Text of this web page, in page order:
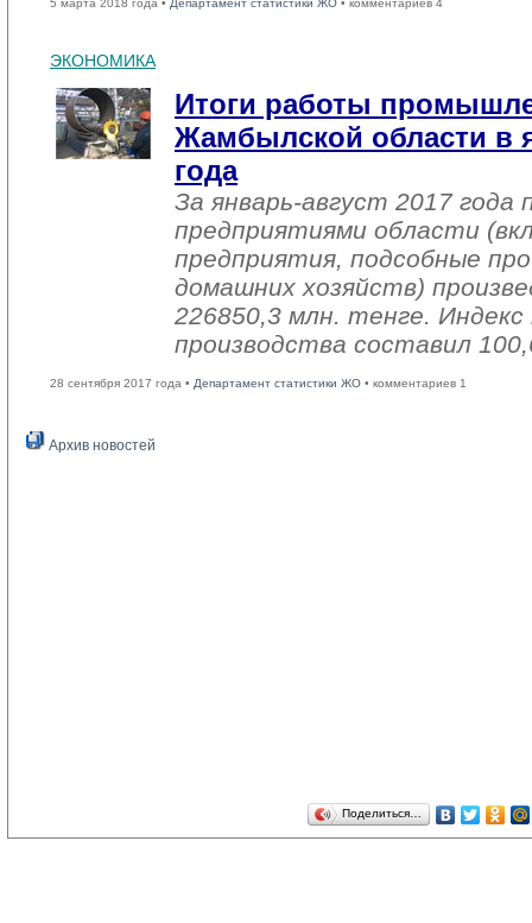
5 марта 2018 года • Департамент статистики ЖО • комментариев 4
ЭКОНОМИКА
Итоги работы
Жамбылской области в
года
За январь-август 2017
предприятиями области
предприятия, подсобные
домашних хозяйств)
226850,3 млн. тенге.
производства составил
28 сентября 2017 года • Департамент статистики ЖО • комментариев 1
Архив новостей
Поделиться…